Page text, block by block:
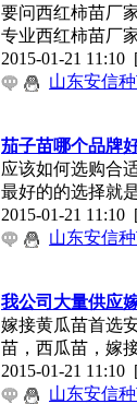
要问西红柿苗厂
专业西红柿苗厂
2015-01-21 11:10
山东安信
茄子苗哪个品牌
应该如何选购合
最好的的选择就
2015-01-21 11:10
山东安信
我公司大量供应
嫁接黄瓜苗首选
苗，西瓜苗，嫁
2015-01-21 11:10
山东安信